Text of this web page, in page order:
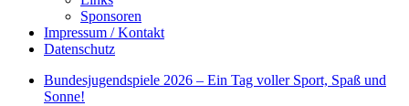
Sponsoren
Impressum / Kontakt
Datenschutz
Bundesjugendspiele 2026 – Ein Tag voller Sport, Spaß und
Sonne!